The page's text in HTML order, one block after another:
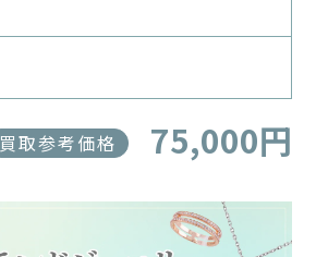
買取参考価格 75,000円